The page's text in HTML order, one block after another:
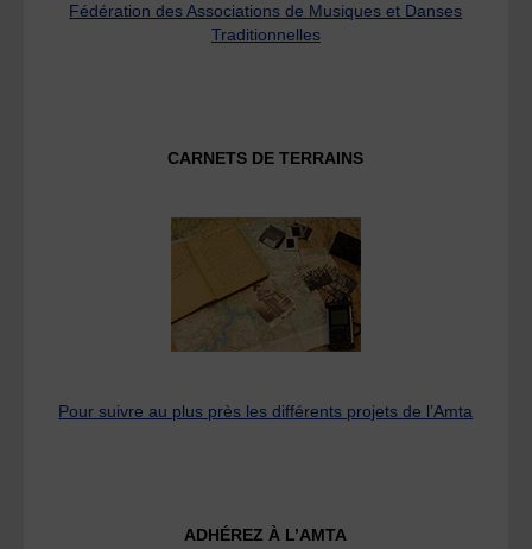
Fédération des Associations de Musiques et Danses
Traditionnelles
CARNETS DE TERRAINS
Pour suivre au plus près les différents projets de l’Amta
ADHÉREZ À L’AMTA